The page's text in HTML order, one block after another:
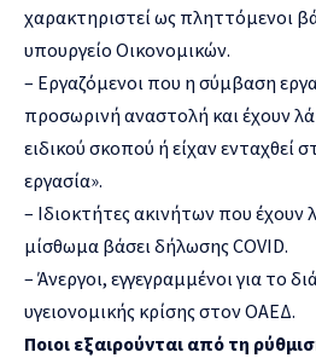
χαρακτηριστεί ως πληττόμενοι
υπουργείο Οικονομικών.
– Εργαζόμενοι που η σύμβαση
προσωρινή αναστολή και έχουν
ειδικού σκοπού ή είχαν ενταχθεί
εργασία».
– Ιδιοκτήτες ακινήτων που έχουν
μίσθωμα βάσει δήλωσης COVID.
– Άνεργοι, εγγεγραμμένοι για το
υγειονομικής κρίσης στον ΟΑΕΔ.
Ποιοι εξαιρούνται από τη